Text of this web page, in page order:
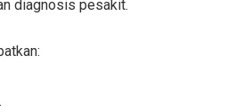
diagnosis pesakit.